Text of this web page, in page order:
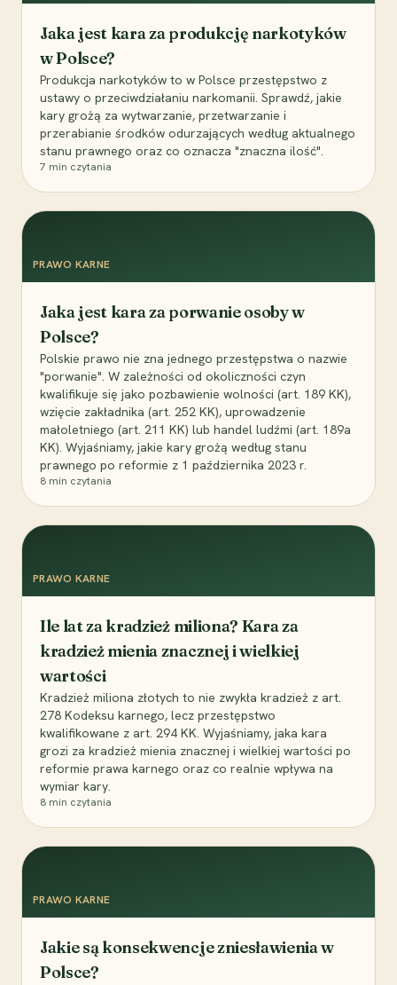
Jaka jest kara za produkcję narkotyków
w Polsce?
Produkcja narkotyków to w Polsce przestępstwo z
ustawy o przeciwdziałaniu narkomanii. Sprawdź, jakie
kary grożą za wytwarzanie, przetwarzanie i
przerabianie środków odurzających według aktualnego
stanu prawnego oraz co oznacza "znaczna ilość".
7 min czytania
PRAWO KARNE
Jaka jest kara za porwanie osoby w
Polsce?
Polskie prawo nie zna jednego przestępstwa o nazwie
"porwanie". W zależności od okoliczności czyn
kwalifikuje się jako pozbawienie wolności (art. 189 KK),
wzięcie zakładnika (art. 252 KK), uprowadzenie
małoletniego (art. 211 KK) lub handel ludźmi (art. 189a
KK). Wyjaśniamy, jakie kary grożą według stanu
prawnego po reformie z 1 października 2023 r.
8 min czytania
PRAWO KARNE
Ile lat za kradzież miliona? Kara za
kradzież mienia znacznej i wielkiej
wartości
Kradzież miliona złotych to nie zwykła kradzież z art.
278 Kodeksu karnego, lecz przestępstwo
kwalifikowane z art. 294 KK. Wyjaśniamy, jaka kara
grozi za kradzież mienia znacznej i wielkiej wartości po
reformie prawa karnego oraz co realnie wpływa na
wymiar kary.
8 min czytania
PRAWO KARNE
Jakie są konsekwencje zniesławienia w
Polsce?